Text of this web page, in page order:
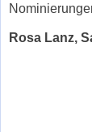
Rosa Lanz,